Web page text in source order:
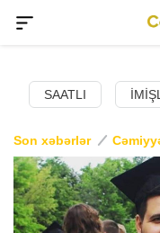
SAATLI
Son xəbərlər